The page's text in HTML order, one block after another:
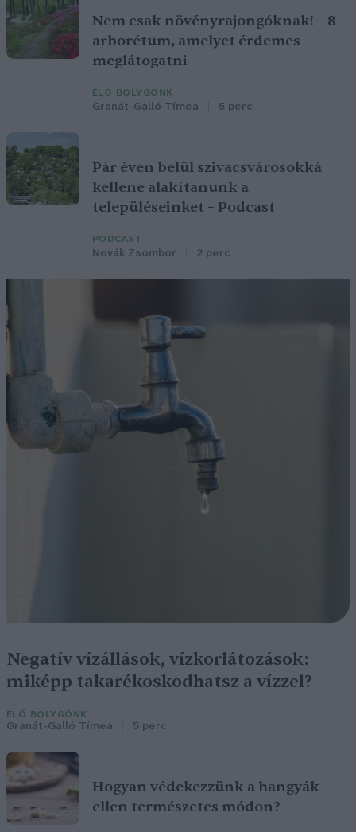
Nem csak növényrajongóknak! – 8
arborétum, amelyet érdemes
meglátogatni
ÉLŐ BOLYGÓNK
Granát-Galló Tímea 5 perc
Pár éven belül szivacsvárosokká
kellene alakítanunk a
településeinket – Podcast
PODCAST
Novák Zsombor 2 perc
Negatív vízállások, vízkorlátozások:
miképp takarékoskodhatsz a vízzel?
ÉLŐ BOLYGÓNK
Granát-Galló Tímea 5 perc
Hogyan védekezzünk a hangyák
ellen természetes módon?